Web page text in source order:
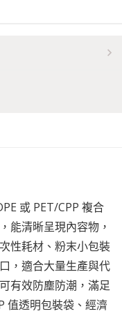
或 PET/CPP 複合
能清晰呈現內容物，
性耗材、粉末小包裝
，適合大量生產與代
有效防塵防潮，滿足
值透明包裝袋、經濟